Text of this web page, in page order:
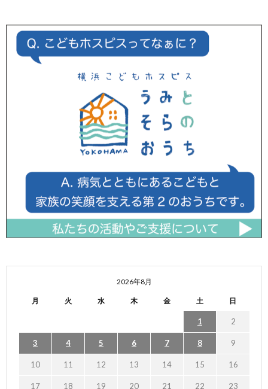
2026年8月
月 火 水 木 金 土 日
1 2
3 4 5 6 7 8 9
10 11 12 13 14 15 16
17 18 19 20 21 22 23